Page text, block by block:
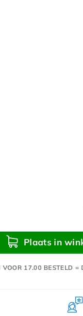
Plaats in
17.00 BESTELD =